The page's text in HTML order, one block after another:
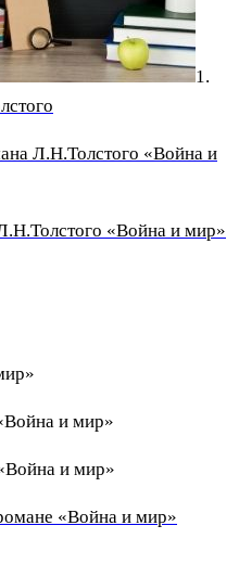
1.
Л.Н.Толстого «Война и
«Война и мир»
и мир»
и мир»
«Война и мир»